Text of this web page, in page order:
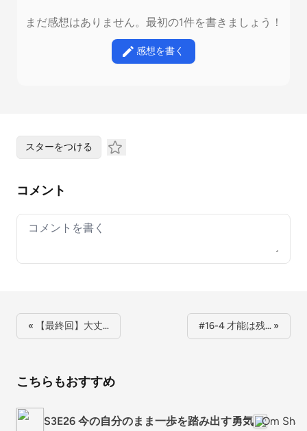
まだ感想はありません。最初の1件を書きましょう！
感想を書く
スターをつける
コメント
Your comment
« 【最終回】大丈… #16-4 才能は残… »
こちらもおすすめ
S3E26 今の自分のまま一歩を踏み出す勇気 Om